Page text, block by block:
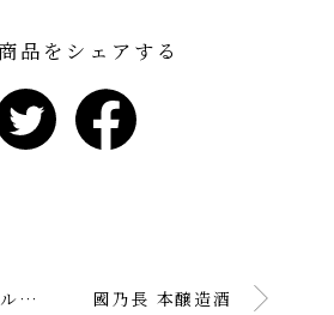
品をシェアする
國乃長 カエル缶バッジ栓抜き 國乃長 本醸造酒